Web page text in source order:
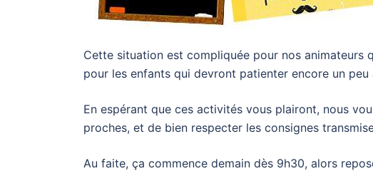
Cette situation est compliquée pour nos animateurs
pour les enfants qui devront patienter encore un
En espérant que ces activités vous plairont, nous
proches, et de bien respecter les consignes
Au faite, ça commence demain dès 9h30, alors